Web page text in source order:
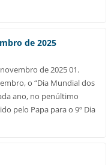
de 2025
de 2025 01.
o “Dia Mundial dos
ano, no penúltimo
pelo Papa para o 9º Dia